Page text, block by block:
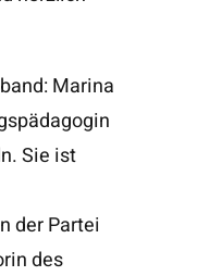
Marina
Sie ist
der Partei
des